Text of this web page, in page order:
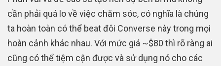
cần phải quá lo về việc chăm sóc, có nghĩa là chúng
ta hoàn toàn có thể beat đôi Converse này trong mọi
hoàn cảnh khác nhau. Với mức giá ~$80 thì rõ ràng ai
cũng có thể tiệm cận được và sử dụng nó cho các